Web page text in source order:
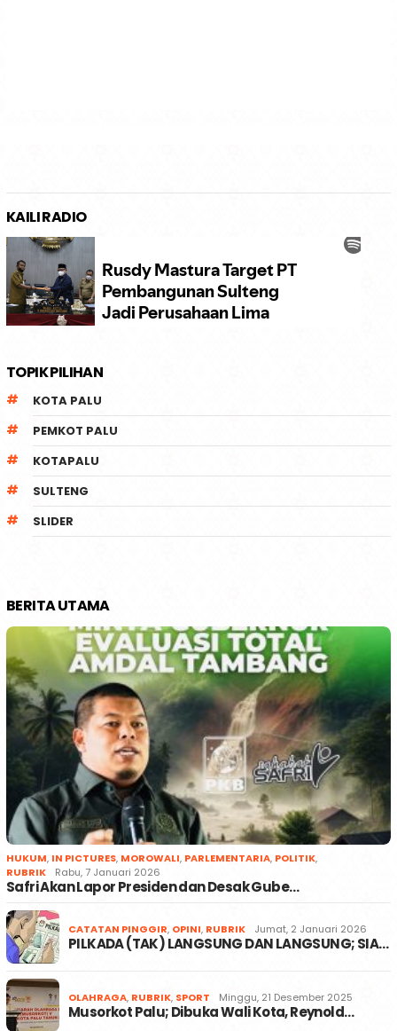
KAILI RADIO
TOPIK PILIHAN
KOTA PALU
PEMKOT PALU
KOTAPALU
SULTENG
SLIDER
BERITA UTAMA
HUKUM, IN PICTURES, MOROWALI, PARLEMENTARIA, POLITIK,
RUBRIK
Rabu, 7 Januari 2026
Safri Akan Lapor Presiden dan Desak Gube…
CATATAN PINGGIR, OPINI, RUBRIK Jumat, 2 Januari 2026
PILKADA (TAK) LANGSUNG DAN LANGSUNG; SIA…
OLAHRAGA, RUBRIK, SPORT Minggu, 21 Desember 2025
Musorkot Palu; Dibuka Wali Kota, Reynold…